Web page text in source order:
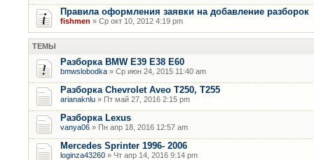
Правила оформления заявки на добавление разборок
fishmen » Ср окт 10, 2012 4:19 pm
ТЕМЫ
Разборка BMW E39 E38 E60
bmwslobodka » Ср июн 24, 2015 11:40 am
Разборка Chevrolet Aveo T250, T255
arianaknlu » Пт май 27, 2016 2:15 pm
Разборка Lexus
vanya06 » Пн апр 18, 2016 12:57 am
Mercedes Sprinter 1996- 2006
loginza43260 » Чт апр 14, 2016 9:14 pm